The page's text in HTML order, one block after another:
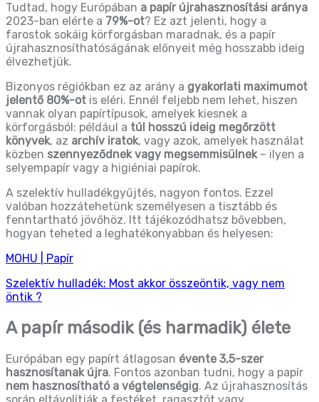
Tudtad, hogy Európában a papír újrahasznosítási aránya
2023-ban elérte a 79%-ot? Ez azt jelenti, hogy a
farostok sokáig körforgásban maradnak, és a papír
újrahasznosíthatóságának előnyeit még hosszabb ideig
élvezhetjük.
Bizonyos régiókban ez az arány a gyakorlati maximumot
jelentő 80%-ot is eléri. Ennél feljebb nem lehet, hiszen
vannak olyan papírtípusok, amelyek kiesnek a
körforgásból: például a túl hosszú ideig megőrzött
könyvek, az archív iratok, vagy azok, amelyek használat
közben szennyeződnek vagy megsemmisülnek– ilyen a
selyempapír vagy a higiéniai papírok.
A szelektív hulladékgyűjtés, nagyon fontos. Ezzel
valóban hozzátehetünk személyesen a tisztább és
fenntartható jövőhöz. Itt tájékozódhatsz bővebben,
hogyan teheted a leghatékonyabban és helyesen:
MOHU | Papír
Szelektív hulladék: Most akkor összeöntik, vagy nem
öntik ?
A papír második (és harmadik) élete
Európában egy papírt átlagosan évente 3,5-szer
hasznosítanak újra. Fontos azonban tudni, hogy a papír
nem hasznosítható a végtelenségig. Az újrahasznosítás